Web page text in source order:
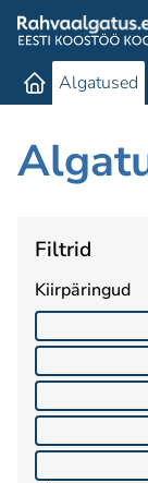
Algatused
Filtrid
Kiirpäringud